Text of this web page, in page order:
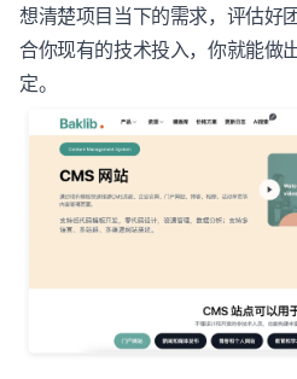
想清楚项目当下的需求，评估好
合你现有的技术投入，你就能做
定。